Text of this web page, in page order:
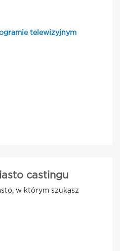
telewizyjnym
castingu
w którym szukasz